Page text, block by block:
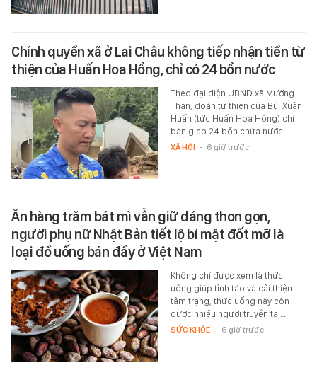
Chính quyền xã ở Lai Châu không tiếp nhận tiền từ
thiện của Huấn Hoa Hồng, chỉ có 24 bồn nước
Theo đại diện UBND xã Mường
Than, đoàn từ thiện của Bùi Xuân
Huấn (tức Huấn Hoa Hồng) chỉ
bàn giao 24 bồn chứa nước…
XÃ HỘI - 6 giờ trước
Ăn hàng trăm bát mì vẫn giữ dáng thon gọn,
người phụ nữ Nhật Bản tiết lộ bí mật đốt mỡ là
loại đồ uống bán đầy ở Việt Nam
Không chỉ được xem là thức
uống giúp tỉnh táo và cải thiện
tâm trạng, thức uống này còn
được nhiều người truyền tai…
SỨC KHỎE - 6 giờ trước